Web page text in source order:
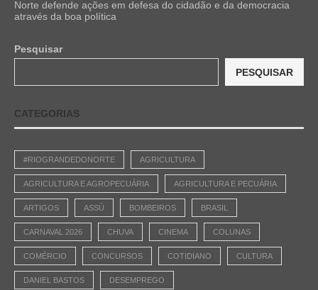
Norte defende ações em defesa do cidadão e da democracia
através da boa política
Pesquisar
PESQUISAR
CATEGORIAS
#RIOGRANDEDONORTE AGRICULTURA
AGRICULTURA E AGROPECUÁRIA AGRICULTURA E PECUÁRIA
ARTIGOS ASSÚ BOMBEIROS BRASIL
CARNAVAL 2026 CHUVA CINEMA COLUNAS
COMÉRCIO CONCURSOS COTIDIANO CULTURA
DANIEL BASTOS DESEMPREGO